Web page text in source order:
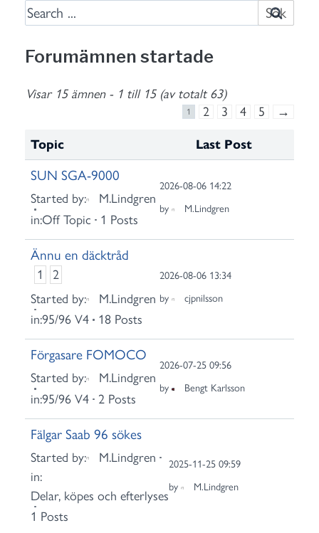
S
e
a
r
c
o
r
Forumämnen startade
Visar 15 ämnen - 1 till 15 (av totalt 63)
1 2 3 4 5 →
Topic Last Post
SUN SGA-9000
Started by:
M.Lindgren
in:Off Topic 1 Posts
2026-08-06 14:22
by
M.Lindgren
Ännu en däcktråd
1
2
Started by:
M.Lindgren
in:95/96 V4 18 Posts
2026-08-06 13:34
by
cjpnilsson
Förgasare FOMOCO
Started by:
M.Lindgren
in:95/96 V4 2 Posts
2026-07-25 09:56
by
Bengt Karlsson
Fälgar Saab 96 sökes
Started by:
M.Lindgren
in:
Delar, köpes och efterlyses
1 Posts
2025-11-25 09:59
by
M.Lindgren